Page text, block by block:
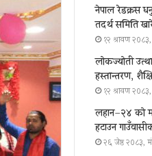
नेपाल रेडक्रस
तदर्थ समिति
१२ श्रावण
लोकज्योती
हस्तान्तरण,
१२ श्रावण
लहान–२४ को
हटाउन
२६ जेष्ठ २०८३,